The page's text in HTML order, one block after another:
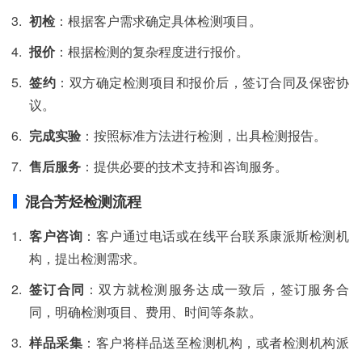
初检：根据客户需求确定具体检测项目。
报价：根据检测的复杂程度进行报价。
签约 ：双方确定检测项目和报价后，签订合同及保密协
议。
完成实验 ：按照标准方法进行检测，出具检测报告。
售后服务 ：提供必要的技术支持和咨询服务。
混合芳烃检测流程
客户咨询 ：客户通过电话或在线平台联系康派斯检测机
构，提出检测需求。
签订合同 ：双方就检测服务达成一致后，签订服务合
同，明确检测项目、费用、时间等条款。
样品采集 ：客户将样品送至检测机构，或者检测机构派